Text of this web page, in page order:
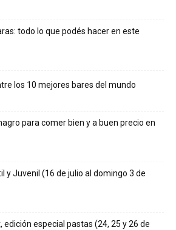
todo lo que podés hacer en este
los 10 mejores bares del mundo
para comer bien y a buen precio en
y Juvenil (16 de julio al domingo 3 de
edición especial pastas (24, 25 y 26 de